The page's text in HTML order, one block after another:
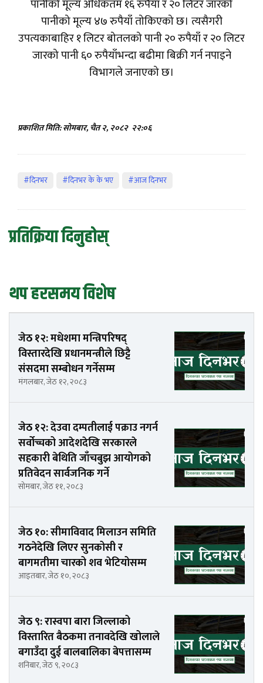
पानीको मूल्य अधिकतम १६ रुपैयाँ र २० लिटर जारको
पानीको मूल्य ४७ रुपैयाँ तोकिएको छ। त्यसैगरी
उपत्यकाबाहिर १ लिटर बोतलको पानी २० रुपैयाँ र २० लिटर
जारको पानी ६० रुपैयाँभन्दा बढीमा बिक्री गर्न नपाइने
विभागले जनाएको छ।
प्रकाशित मिति: सोमबार, चैत २, २०८२ २२:०६
#दिनभर #दिनभर के के भए #आज दिनभर
प्रतिक्रिया दिनुहोस्
थप हरसमय विशेष
जेठ १२: मधेशमा मन्त्रिपरिषद्
विस्तारदेखि प्रधानमन्त्रीले छिट्टै
संसदमा सम्बोधन गर्नेसम्म
मंगलबार, जेठ १२, २०८३
जेठ १२: देउवा दम्पतीलाई पक्राउ नगर्न
सर्वोच्चको आदेशदेखि सरकारले
सहकारी बेथिति जाँचबुझ आयोगको
प्रतिवेदन सार्वजनिक गर्ने
सोमबार, जेठ ११, २०८३
जेठ १०: सीमाविवाद मिलाउन समिति
गठनेदेखि लिएर सुनकोसी र
बागमतीमा चारको शव भेटियोसम्म
आइतबार, जेठ १०, २०८३
जेठ ९: रास्वपा बारा जिल्लाको
विस्तारित बैठकमा तनावदेखि खोलाले
बगाउँदा दुई बालबालिका बेपत्तासम्म
शनिबार, जेठ ९, २०८३